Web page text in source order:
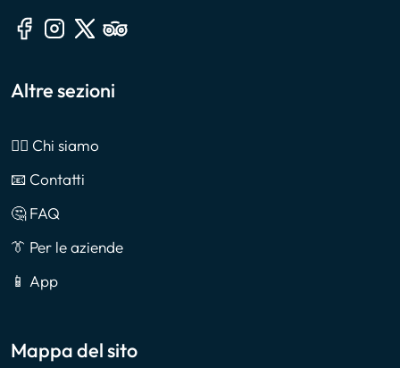
Altre sezioni
🙎‍♂️ Chi siamo
📧 Contatti
🤔 FAQ
👔 Per le aziende
📱 App
Mappa del sito